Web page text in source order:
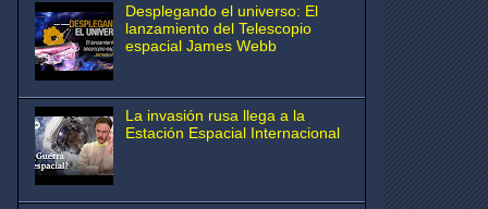
Desplegando el universo: El
lanzamiento del Telescopio
espacial James Webb
La invasión rusa llega a la
Estación Espacial Internacional